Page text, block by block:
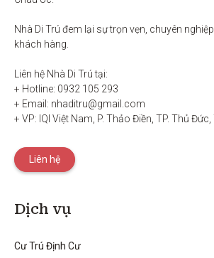
Nhà Di Trú đem lại sự trọn vẹn, chuyên
khách hàng.
Liên hệ Nhà Di Trú tại:
+ Hotline: 0932 105 293
+ Email: nhaditru@gmail.com
+ VP: IQI Việt Nam, P. Thảo Điền, TP. Thủ Đức,
Liên hệ
Dịch vụ
Cư Trú Định Cư